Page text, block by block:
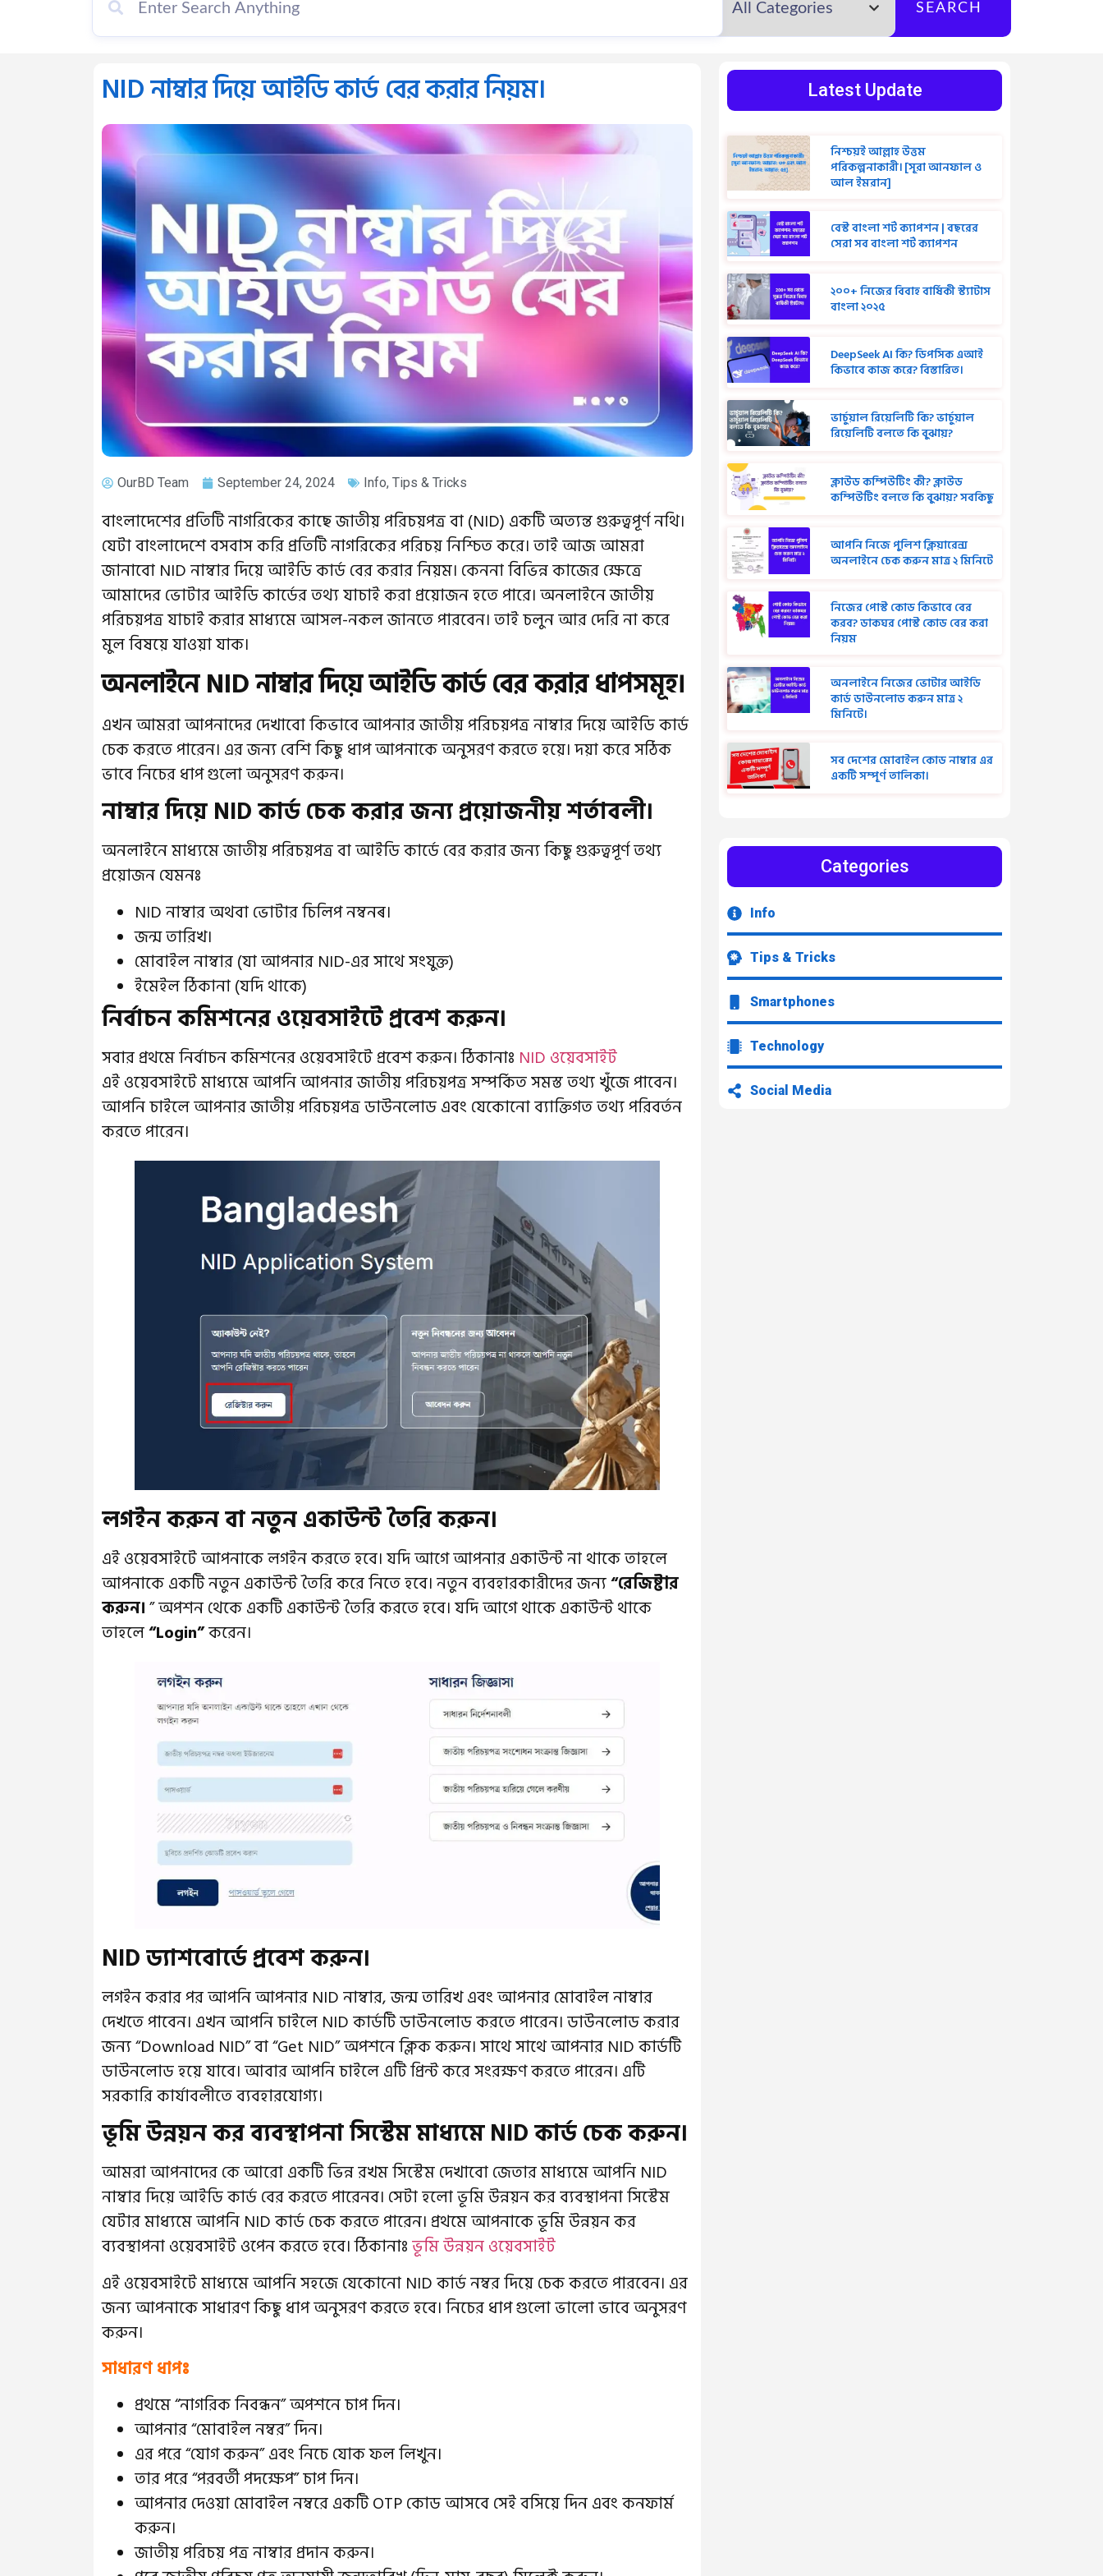
SEARCH
NID নাম্বার দিয়ে আইডি কার্ড বের করার নিয়ম।
OurBD Team September 24, 2024 Info, Tips & Tricks
বাংলাদেশের প্রতিটি নাগরিকের কাছে জাতীয় পরিচয়পত্র বা (NID) একটি অত্যন্ত গুরুত্বপূর্ণ নথি।
যেটা বাংলাদেশে বসবাস করি প্রতিটি নাগরিকের পরিচয় নিশ্চিত করে। তাই আজ আমরা
জানাবো NID নাম্বার দিয়ে আইডি কার্ড বের করার নিয়ম। কেননা বিভিন্ন কাজের ক্ষেত্রে
আমাদের ভোটার আইডি কার্ডের তথ্য যাচাই করা প্রয়োজন হতে পারে। অনলাইনে জাতীয়
পরিচয়পত্র যাচাই করার মাধ্যমে আসল-নকল জানতে পারবেন। তাই চলুন আর দেরি না করে
মুল বিষয়ে যাওয়া যাক।
অনলাইনে NID নাম্বার দিয়ে আইডি কার্ড বের করার ধাপসমূহ।
এখন আমরা আপনাদের দেখাবো কিভাবে আপনার জাতীয় পরিচয়পত্র নাম্বার দিয়ে আইডি কার্ড
চেক করতে পারেন। এর জন্য বেশি কিছু ধাপ আপনাকে অনুসরণ করতে হয়ে। দয়া করে সঠিক
ভাবে নিচের ধাপ গুলো অনুসরণ করুন।
নাম্বার দিয়ে NID কার্ড চেক করার জন্য প্রয়োজনীয় শর্তাবলী।
অনলাইনে মাধ্যমে জাতীয় পরিচয়পত্র বা আইডি কার্ডে বের করার জন্য কিছু গুরুত্বপূর্ণ তথ্য
প্রয়োজন যেমনঃ
NID নাম্বার অথবা ভোটার চিলিপ নম্বনৰ।
জন্ম তারিখ।
মোবাইল নাম্বার (যা আপনার NID-এর সাথে সংযুক্ত)
ইমেইল ঠিকানা (যদি থাকে)
নির্বাচন কমিশনের ওয়েবসাইটে প্রবেশ করুন।
সবার প্রথমে নির্বাচন কমিশনের ওয়েবসাইটে প্রবেশ করুন। ঠিকানাঃ NID ওয়েবসাইট
এই ওয়েবসাইটে মাধ্যমে আপনি আপনার জাতীয় পরিচয়পত্র সম্পর্কিত সমস্ত তথ্য খুঁজে পাবেন।
আপনি চাইলে আপনার জাতীয় পরিচয়পত্র ডাউনলোড এবং যেকোনো ব্যাক্তিগত তথ্য পরিবর্তন
করতে পারেন।
লগইন করুন বা নতুন একাউন্ট তৈরি করুন।
এই ওয়েবসাইটে আপনাকে লগইন করতে হবে। যদি আগে আপনার একাউন্ট না থাকে তাহলে
আপনাকে একটি নতুন একাউন্ট তৈরি করে নিতে হবে। নতুন ব্যবহারকারীদের জন্য“রেজিষ্টার
করুন।” অপশন থেকে একটি একাউন্ট তৈরি করতে হবে। যদি আগে থাকে একাউন্ট থাকে
তাহলে“Login”করেন।
NID ড্যাশবোর্ডে প্রবেশ করুন।
লগইন করার পর আপনি আপনার NID নাম্বার, জন্ম তারিখ এবং আপনার মোবাইল নাম্বার
দেখতে পাবেন। এখন আপনি চাইলে NID কার্ডটি ডাউনলোড করতে পারেন। ডাউনলোড করার
জন্য “Download NID” বা “Get NID” অপশনে ক্লিক করুন। সাথে সাথে আপনার NID কার্ডটি
ডাউনলোড হয়ে যাবে। আবার আপনি চাইলে এটি প্রিন্ট করে সংরক্ষণ করতে পারেন। এটি
সরকারি কার্যাবলীতে ব্যবহারযোগ্য।
ভূমি উন্নয়ন কর ব্যবস্থাপনা সিস্টেম মাধ্যমে NID কার্ড চেক করুন।
আমরা আপনাদের কে আরো একটি ভিন্ন রখম সিস্টেম দেখাবো জেতার মাধ্যমে আপনি NID
নাম্বার দিয়ে আইডি কার্ড বের করতে পারেনব। সেটা হলো ভূমি উন্নয়ন কর ব্যবস্থাপনা সিস্টেম
যেটার মাধ্যমে আপনি NID কার্ড চেক করতে পারেন। প্রথমে আপনাকে ভূমি উন্নয়ন কর
ব্যবস্থাপনা ওয়েবসাইট ওপেন করতে হবে। ঠিকানাঃভূমি উন্নয়ন ওয়েবসাইট
এই ওয়েবসাইটে মাধ্যমে আপনি সহজে যেকোনো NID কার্ড নম্বর দিয়ে চেক করতে পারবেন। এর
জন্য আপনাকে সাধারণ কিছু ধাপ অনুসরণ করতে হবে। নিচের ধাপ গুলো ভালো ভাবে অনুসরণ
করুন।
সাধারণ ধাপঃ
প্রথমে “নাগরিক নিবন্ধন” অপশনে চাপ দিন।
আপনার “মোবাইল নম্বর” দিন।
এর পরে “যোগ করুন” এবং নিচে যোক ফল লিখুন।
তার পরে “পরবর্তী পদক্ষেপ” চাপ দিন।
আপনার দেওয়া মোবাইল নম্বরে একটি OTP কোড আসবে সেই বসিয়ে দিন এবং কনফার্ম
করুন।
জাতীয় পরিচয় পত্র নাম্বার প্রদান করুন।
Latest Update
নিশ্চয়ই আল্লাহ উত্তম
পরিকল্পনাকারী। [সূরা আনফাল ও
আল ইমরান]
বেস্ট বাংলা শর্ট ক্যাপশন | বছরের
সেরা সব বাংলা শর্ট ক্যাপশন
২০০+ নিজের বিবাহ বার্ষিকী স্ট্যাটাস
বাংলা ২০২৫
DeepSeek AI কি? ডিপসিক এআই
কিভাবে কাজ করে? বিস্তারিত।
ভার্চুয়াল রিয়েলিটি কি? ভার্চুয়াল
রিয়েলিটি বলতে কি বুঝায়?
ক্লাউড কম্পিউটিং কী? ক্লাউড
কম্পিউটিং বলতে কি বুঝায়? সবকিছু
আপনি নিজে পুলিশ ক্লিয়ারেন্স
অনলাইনে চেক করুন মাত্র ২ মিনিটে
নিজের পোস্ট কোড কিভাবে বের
করব? ডাকঘর পোস্ট কোড বের করা
নিয়ম
অনলাইনে নিজের ভোটার আইডি
কার্ড ডাউনলোড করুন মাত্র ২
মিনিটে।
সব দেশের মোবাইল কোড নাম্বার এর
একটি সম্পূর্ণ তালিকা।
Categories
Info
Tips & Tricks
Smartphones
Technology
Social Media